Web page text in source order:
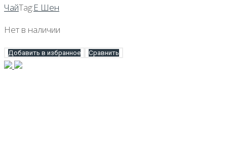
ЧайTag:Е Шен
Нет в наличии
Добавить в избранное Сравнить